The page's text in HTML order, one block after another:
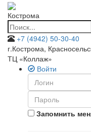
Кострома
+7 (4942) 50-30-40
г.Кострома,
ТЦ «Коллаж»
Войти
Запомнить